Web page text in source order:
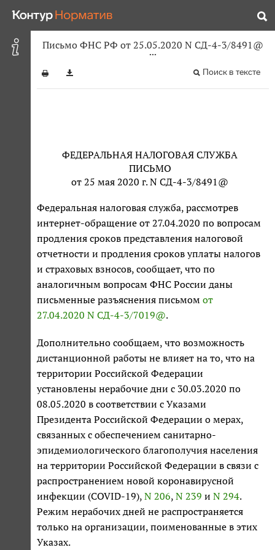
Письмо ФНС РФ от 25.05.2020 N СД-4-3/8491@
Поиск в тексте
ФЕДЕРАЛЬНАЯ НАЛОГОВАЯ СЛУЖБА
ПИСЬМО
от 25 мая 2020 г. N СД-4-3/8491@
Федеральная налоговая служба, рассмотрев
интернет-обращение от 27.04.2020 по вопросам
продления сроков представления налоговой
отчетности и продления сроков уплаты налогов
и страховых взносов, сообщает, что по
аналогичным вопросам ФНС России даны
письменные разъяснения письмом от
27.04.2020 N СД-4-3/7019@.
Дополнительно сообщаем, что возможность
дистанционной работы не влияет на то, что на
территории Российской Федерации
установлены нерабочие дни с 30.03.2020 по
08.05.2020 в соответствии с Указами
Президента Российской Федерации о мерах,
связанных с обеспечением санитарно-
эпидемиологического благополучия населения
на территории Российской Федерации в связи с
распространением новой коронавирусной
инфекции (COVID-19), N 206, N 239 и N 294.
Режим нерабочих дней не распространяется
только на организации, поименованные в этих
Указах.